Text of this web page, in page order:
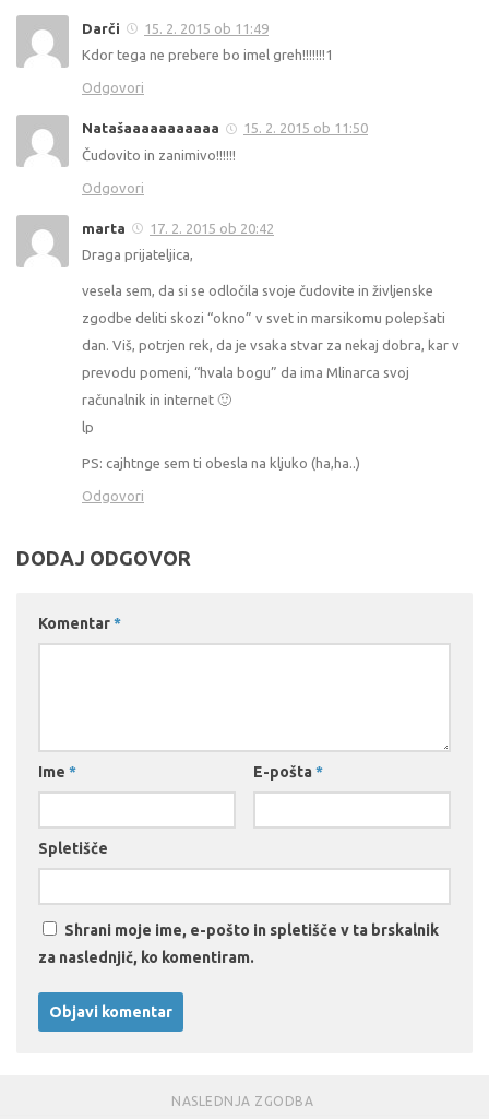
Darči
15. 2. 2015 ob 11:49
Kdor tega ne prebere bo imel greh!!!!!!!1
Odgovori
Natašaaaaaaaaaaa
15. 2. 2015 ob 11:50
Čudovito in zanimivo!!!!!!
Odgovori
marta
17. 2. 2015 ob 20:42
Draga prijateljica,
vesela sem, da si se odločila svoje čudovite in življenske
zgodbe deliti skozi “okno” v svet in marsikomu polepšati
dan. Viš, potrjen rek, da je vsaka stvar za nekaj dobra, kar v
prevodu pomeni, “hvala bogu” da ima Mlinarca svoj
računalnik in internet 🙂
lp
PS: cajhtnge sem ti obesla na kljuko (ha,ha..)
Odgovori
DODAJ ODGOVOR
Komentar*
Ime * E-pošta *
Spletišče
Shrani moje ime, e-pošto in spletišče v ta brskalnik
za naslednjič, ko komentiram.
NASLEDNJA ZGODBA